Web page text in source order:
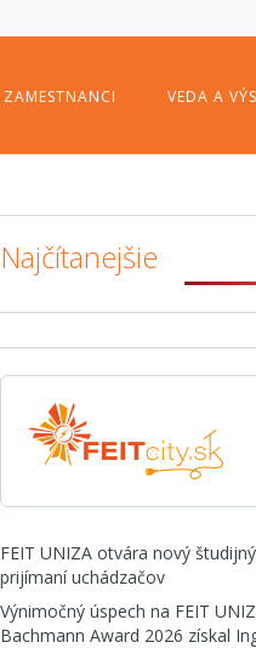
ZAMESTNANCI VEDA A
Najčítanejšie
FEIT UNIZA otvára nový
prijímaní uchádzačov
Výnimočný úspech na FEIT
Bachmann Award 2026 získal